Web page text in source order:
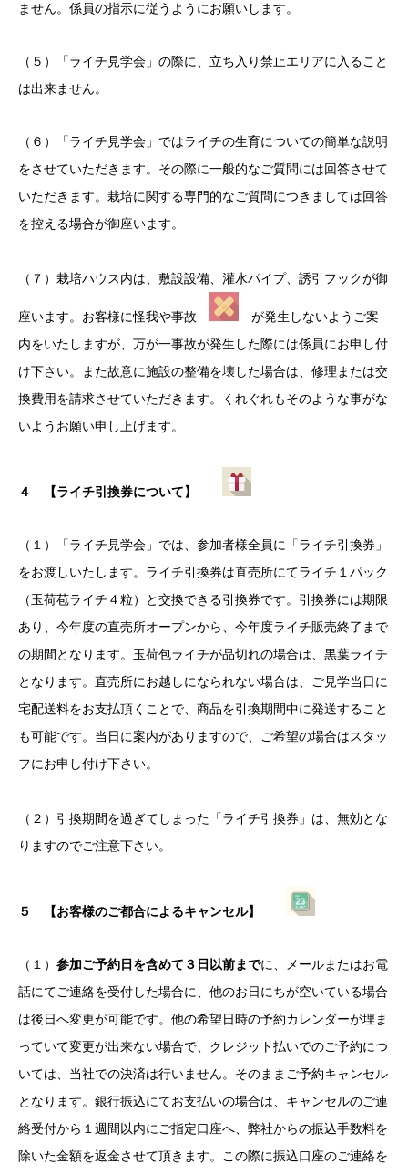
ません。係員の指示に従うようにお願いします。
（５）「ライチ見学会」の際に、立ち入り禁止エリアに入ること
は出来ません。
（６）「ライチ見学会」ではライチの生育についての簡単な説明
をさせていただきます。その際に一般的なご質問には回答させて
いただきます。栽培に関する専門的なご質問につきましては回答
を控える場合が御座います。
（７）栽培ハウス内は、敷設設備、灌水パイプ、誘引フックが御
座います。お客様に怪我や事故
が発生しないようご案
内をいたしますが、万が一事故が発生した際には係員にお申し付
け下さい。また故意に施設の整備を壊した場合は、修理または交
換費用を請求させていただきます。くれぐれもそのような事がな
いようお願い申し上げます。
４ 【ライチ引換券について】
（１）「ライチ見学会」では、参加者様全員に「ライチ引換券」
をお渡しいたします。ライチ引換券は直売所にてライチ１パック
（玉荷苞ライチ４粒）と交換できる引換券です。引換券には期限
あり、今年度の直売所オープンから、今年度ライチ販売終了まで
の期間となります。玉荷包ライチが品切れの場合は、黒葉ライチ
となります。直売所にお越しになられない場合は、ご見学当日に
宅配送料をお支払頂くことで、商品を引換期間中に発送すること
も可能です。当日に案内がありますので、ご希望の場合はスタッ
フにお申し付け下さい。
（２）引換期間を過ぎてしまった「ライチ引換券」は、無効とな
りますのでご注意下さい。
５ 【お客様のご都合によるキャンセル】
（１） 参加ご予約日を含めて３日以前までに、メールまたはお電
話にてご連絡を受付した場合に、他のお日にちが空いている場合
は後日へ変更が可能です。他の希望日時の予約カレンダーが埋ま
っていて変更が出来ない場合で、クレジット払いでのご予約につ
いては、当社での決済は行いません。そのままご予約キャンセル
となります。銀行振込にてお支払いの場合は、キャンセルのご連
絡受付から１週間以内にご指定口座へ、弊社からの振込手数料を
除いた金額を返金させて頂きます。この際に振込口座のご連絡を